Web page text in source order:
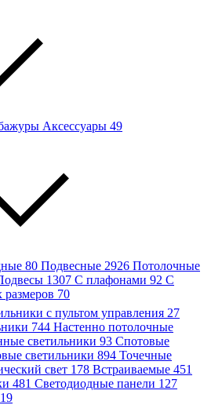
Аксессуары 49
80 Подвесные 2926 Потолочные
1307 С плафонами 92 С
70
с пультом управления 27
744 Настенно потолочные
светильники 93 Спотовые
светильники 894 Точечные
свет 178 Встраиваемые 451
481 Светодиодные панели 127
19